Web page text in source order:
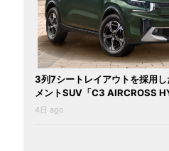
3列7シートレイアウトを採用
メントSUV「C3 AIRCROSS
4日 ago